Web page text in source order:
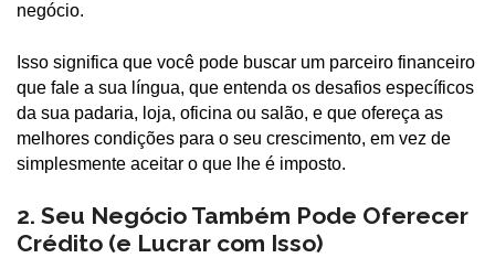
negócio.
Isso significa que você pode buscar um parceiro financeiro
que fale a sua língua, que entenda os desafios específicos
da sua padaria, loja, oficina ou salão, e que ofereça as
melhores condições para o seu crescimento, em vez de
simplesmente aceitar o que lhe é imposto.
2. Seu Negócio Também Pode Oferecer
Crédito (e Lucrar com Isso)